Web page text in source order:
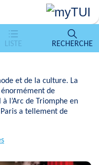
LISTE RECHERCHE
et de la culture. La
de
l’Arc de Triomphe en
a tellement de